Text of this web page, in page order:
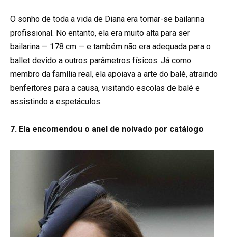
O sonho de toda a vida de Diana era tornar-se bailarina
profissional. No entanto, ela era muito alta para ser
bailarina — 178 cm — e também não era adequada para o
ballet devido a outros parâmetros físicos. Já como
membro da família real, ela apoiava a arte do balé, atraindo
benfeitores para a causa, visitando escolas de balé e
assistindo a espetáculos.
7. Ela encomendou o anel de noivado por catálogo